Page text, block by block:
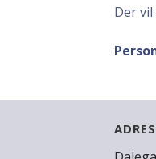
Der